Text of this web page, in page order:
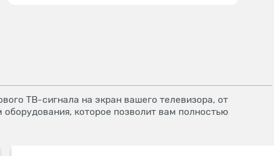
ТВ-сигнала на экран вашего телевизора, от
которое позволит вам полностью